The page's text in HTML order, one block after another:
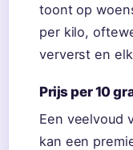
toont op
per kilo,
ververst en
Prijs per 10
Een veelvoud
kan een